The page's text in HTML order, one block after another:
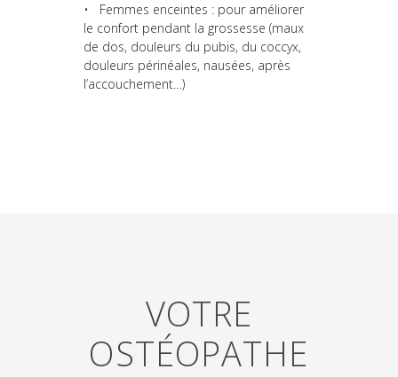
• Femmes enceintes : pour améliorer
le confort pendant la grossesse (maux
de dos, douleurs du pubis, du coccyx,
douleurs périnéales, nausées, après
l’accouchement…)
VOTRE
OSTÉOPATHE